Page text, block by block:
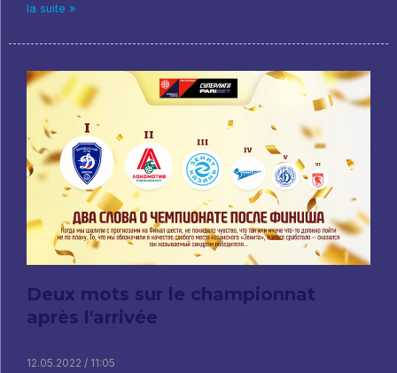
la suite »
Deux mots sur le championnat
après l'arrivée
12.05.2022 / 11:05